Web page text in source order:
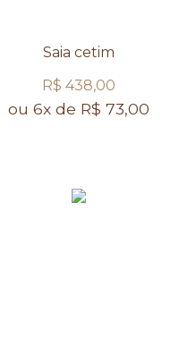
Saia cetim
R$ 438,00
ou 6x de R$ 73,00